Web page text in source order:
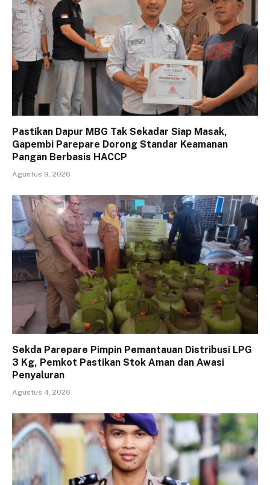
Pastikan Dapur MBG Tak Sekadar Siap Masak,
Gapembi Parepare Dorong Standar Keamanan
Pangan Berbasis HACCP
Agustus 9, 2026
Sekda Parepare Pimpin Pemantauan Distribusi LPG
3 Kg, Pemkot Pastikan Stok Aman dan Awasi
Penyaluran
Agustus 4, 2026